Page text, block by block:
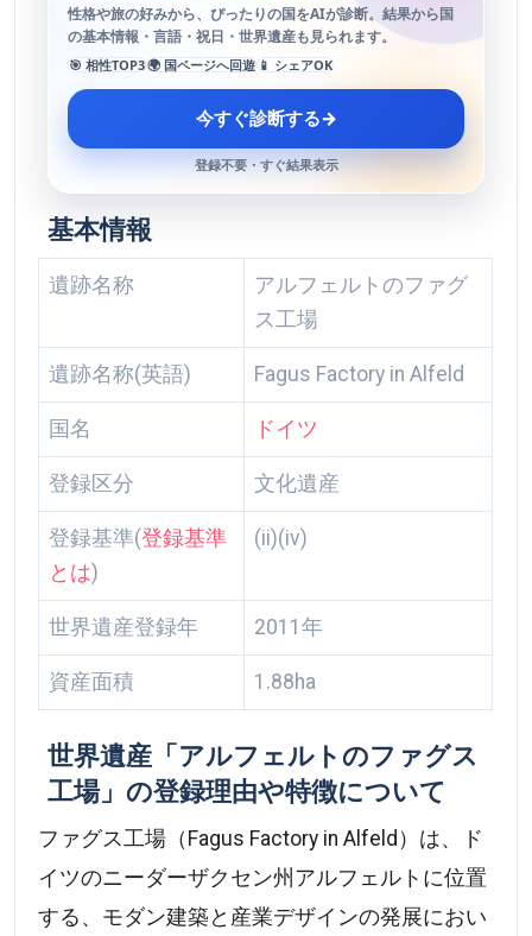
性格や旅の好みから、ぴったりの国をAIが診断。結果から国
の基本情報・言語・祝日・世界遺産も見られます。
🎯 相性TOP3🌍 国ページへ回遊 📱 シェアOK
今すぐ診断する→
登録不要・すぐ結果表示
基本情報
遺跡名称
アルフェルトのファグ
ス工場
遺跡名称(英語) Fagus Factory in Alfeld
国名 ドイツ
登録区分 文化遺産
登録基準(登録基準
とは)
(ii)(iv)
世界遺産登録年 2011年
資産面積 1.88ha
世界遺産「アルフェルトのファグス
工場」の登録理由や特徴について
ファグス工場（Fagus Factory in Alfeld）は、ド
イツのニーダーザクセン州アルフェルトに位置
する、モダン建築と産業デザインの発展におい